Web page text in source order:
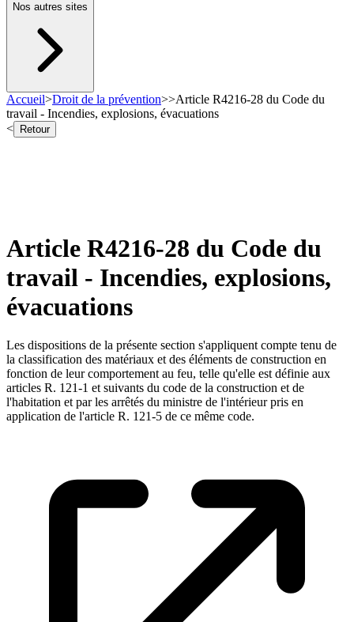
Nos autres sites
Accueil>Droit de la prévention>>Article R4216-28 du Code du
travail - Incendies, explosions, évacuations
<
Retour
Article R4216-28 du Code du
travail - Incendies, explosions,
évacuations
Les dispositions de la présente section s'appliquent compte tenu de
la classification des matériaux et des éléments de construction en
fonction de leur comportement au feu, telle qu'elle est définie aux
articles R. 121-1 et suivants du code de la construction et de
l'habitation et par les arrêtés du ministre de l'intérieur pris en
application de l'article R. 121-5 de ce même code.